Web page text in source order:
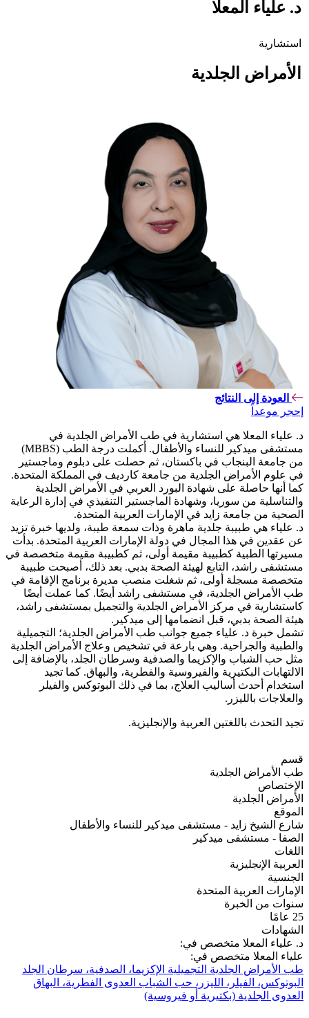
د. علياء المعلا
استشارية
الأمراض الجلدية
العودة إلى النتائج
إحجر موعداً
د. علياء المعلا هي استشارية في طب الأمراض الجلدية في
مستشفى ميدكير للنساء والأطفال. أكملت درجة الطب (MBBS)
من جامعة البنجاب في باكستان، ثم حصلت على دبلوم وماجستير
في علوم الأمراض الجلدية من جامعة كارديف في المملكة المتحدة.
كما أنها حاصلة على شهادة البورد العربي في الأمراض الجلدية
والتناسلية من سوريا، وشهادة الماجستير التنفيذي في إدارة الرعاية
الصحية من جامعة زايد في الإمارات العربية المتحدة.
د. علياء هي طبيبة جلدية ماهرة وذات سمعة طيبة، ولديها خبرة تزيد
عن عقدين في هذا المجال في دولة الإمارات العربية المتحدة. بدأت
مسيرتها الطبية كطبيبة مقيمة أولى، ثم كطبيبة مقيمة متخصصة في
مستشفى راشد، التابع لهيئة الصحة بدبي. بعد ذلك، أصبحت طبيبة
متخصصة مسجلة أولى، ثم شغلت منصب مديرة برنامج الإقامة في
طب الأمراض الجلدية، في مستشفى راشد أيضًا. كما عملت أيضًا
كاستشارية في مركز الأمراض الجلدية والتجميل بمستشفى راشد،
هيئة الصحة بدبي، قبل انضمامها إلى ميدكير.
تشمل خبرة د. علياء جميع جوانب طب الأمراض الجلدية؛ التجميلية
والطبية والجراحية. وهي بارعة في تشخيص وعلاج الأمراض الجلدية
مثل حب الشباب والإكزيما والصدفية وسرطان الجلد، بالإضافة إلى
الالتهابات البكتيرية والفيروسية والفطرية، والبهاق. كما تجيد
استخدام أحدث أساليب العلاج، بما في ذلك البوتوكس والفيلر
والعلاجات بالليزر.
تجيد التحدث باللغتين العربية والإنجليزية.
قسم
طب الأمراض الجلدية
الإختصاص
الأمراض الجلدية
الموقع
شارع الشيخ زايد - مستشفى ميدكير للنساء والأطفال
الصفا - مستشفى ميدكير
اللغات
العربية الإنجليزية
الجنسية
الإمارات العربية المتحدة
سنوات من الخبرة
25 عامًا
الشهادات
د. علياء المعلا متخصص في:
علياء المعلا متخصص في:
طب الأمراض الجلدية التجميلية الإكزيما، الصدفية، سرطان الجلد
البوتوكس، الفيلر، الليزر، حب الشباب العدوى الفطرية، البهاق
العدوى الجلدية (بكتيرية أو فيروسية)